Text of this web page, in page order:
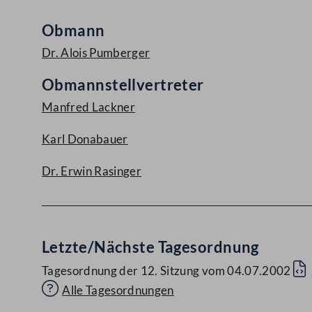
Obmann
Dr. Alois Pumberger
Obmannstellvertreter
Manfred Lackner
Karl Donabauer
Dr. Erwin Rasinger
Letzte/Nächste Tagesordnung
Tagesordnung der 12. Sitzung vom 04.07.2002
Alle Tagesordnungen